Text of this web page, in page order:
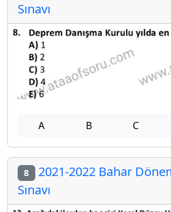
Sınavı
A B C
8 2021-2022 Bahar
Sınavı